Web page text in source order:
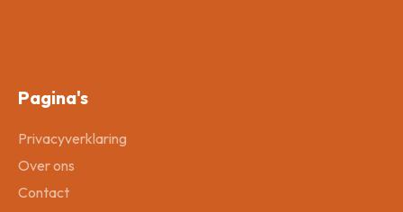
Pagina's
Privacyverklaring
Over ons
Contact